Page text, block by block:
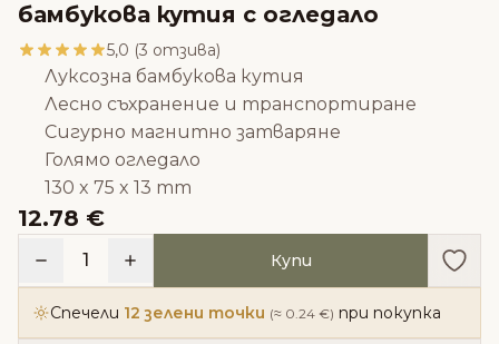
бамбукова кутия с огледало
5,0 (3 отзива)
Луксозна бамбукова кутия
Лесно съхранение и транспортиране
Сигурно магнитно затваряне
Голямо огледало
130 x 75 x 13 mm
12.78 €
1 Купи
Спечели 12 зелени точки (≈ 0.24 €) при покупка